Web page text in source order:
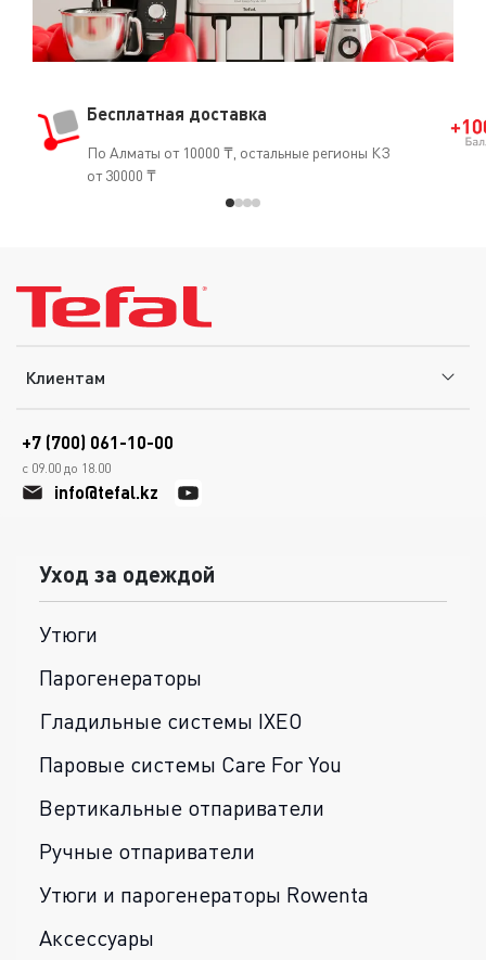
Бесплатная доставка
По Алматы от 10000 ₸, остальные регионы КЗ
от 30000 ₸
Клиентам
+7 (700) 061-10-00
с 09.00 до 18.00
info@tefal.kz
Уход за одеждой
Утюги
Парогенераторы
Гладильные системы IXEO
Паровые системы Care For You
Вертикальные отпариватели
Ручные отпариватели
Утюги и парогенераторы Rowenta
Аксессуары